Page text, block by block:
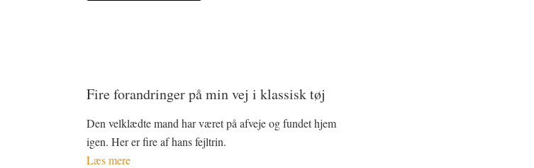
Fire forandringer på min vej i klassisk tøj
Den velklædte mand har været på afveje og fundet hjem
igen. Her er fire af hans fejltrin.
Læs mere